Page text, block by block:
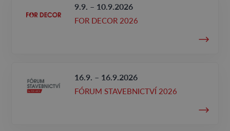
9.9. – 10.9.2026
FOR DECOR 2026
16.9. – 16.9.2026
FÓRUM STAVEBNICTVÍ 2026